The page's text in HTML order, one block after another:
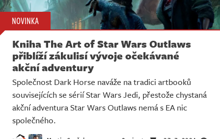
NOVINKA
Kniha The Art of Star Wars Outlaws
přiblíží zákulisí vývoje očekávané
akční adventury
Společnost Dark Horse naváže na tradici artbooků
souvisejících se sérií Star Wars Jedi, přestože chystaná
akční adventura Star Wars Outlaws nemá s EA nic
společného.